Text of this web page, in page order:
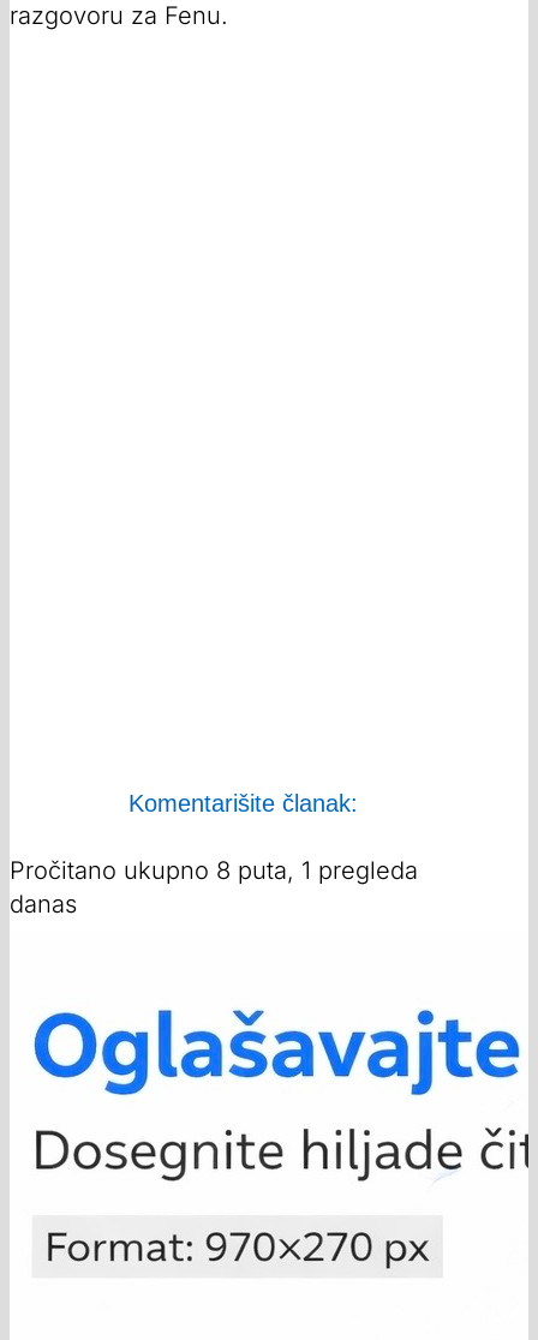
razgovoru za Fenu.
Komentarišite članak:
Pročitano ukupno 8 puta, 1 pregleda
danas